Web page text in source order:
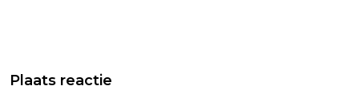
Plaats reactie